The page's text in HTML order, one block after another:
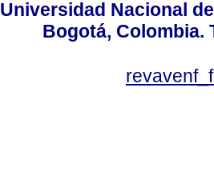
Universidad Nacional
Bogotá, Colombia.